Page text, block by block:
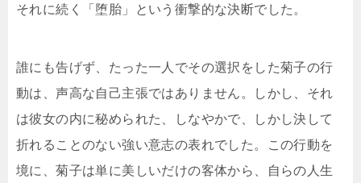
それに続く「堕胎」という衝撃的な決断でした。
誰にも告げず、たった一人でその選択をした菊子の行
動は、声高な自己主張ではありません。しかし、それ
は彼女の内に秘められた、しなやかで、しかし決して
折れることのない強い意志の表れでした。この行動を
境に、菊子は単に美しいだけの客体から、自らの人生